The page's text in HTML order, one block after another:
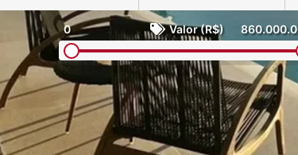
0 Valor (R$)